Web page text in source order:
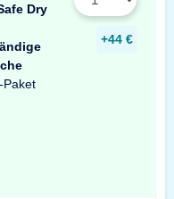
Dry
Paket
Light
dem
+44 €